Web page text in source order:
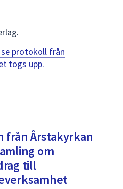
att
navigera
mellan
att
välja
något
dem.
protokoll från
togs upp.
från Årstakyrkan
om
till